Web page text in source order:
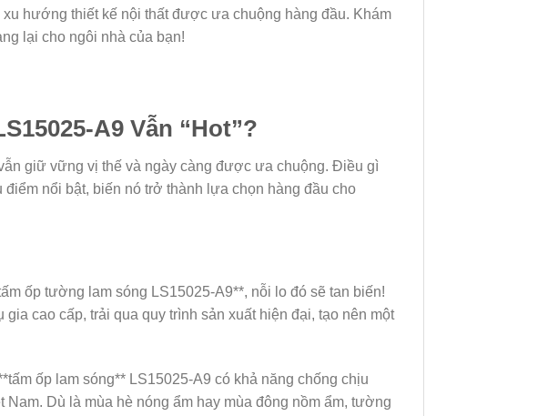
hướng thiết kế nội thất được ưa chuộng hàng đầu. Khám
lại cho ngôi nhà của bạn!
A9 Vẫn “Hot”?
giữ vững vị thế và ngày càng được ưa chuộng. Điều gì
nổi bật, biến nó trở thành lựa chọn hàng đầu cho
ốp tường lam sóng LS15025-A9**, nỗi lo đó sẽ tan biến!
cao cấp, trải qua quy trình sản xuất hiện đại, tạo nên một
ốp lam sóng** LS15025-A9 có khả năng chống chịu
Dù là mùa hè nóng ẩm hay mùa đông nồm ẩm, tường